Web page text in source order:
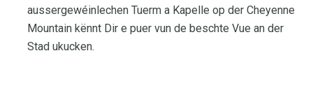
aussergewéinlechen Tuerm a Kapelle op der Cheyenne
Mountain kënnt Dir e puer vun de beschte Vue an der
Stad ukucken.